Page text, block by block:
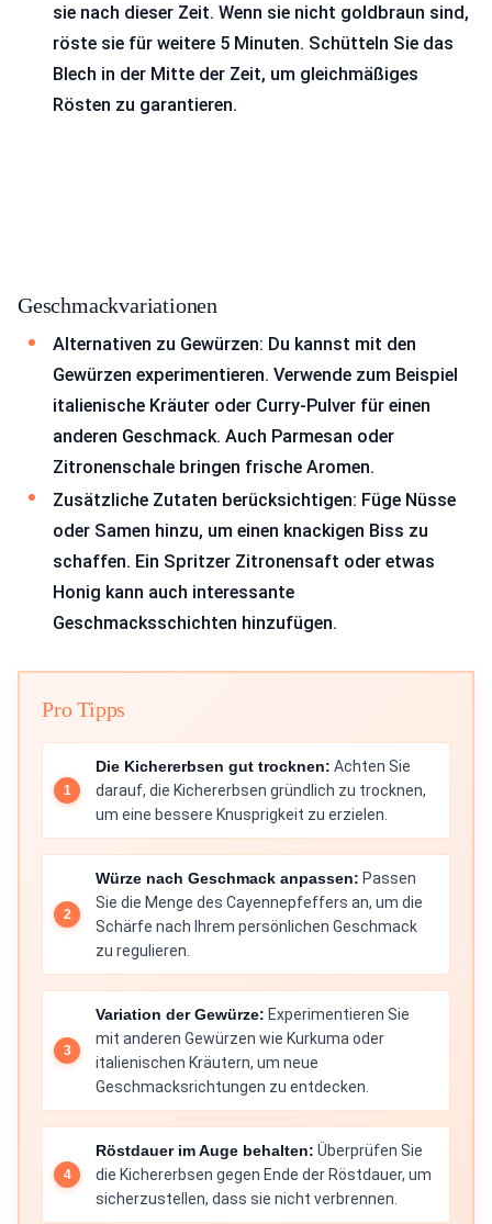
sie nach dieser Zeit. Wenn sie nicht goldbraun sind,
röste sie für weitere 5 Minuten. Schütteln Sie das
Blech in der Mitte der Zeit, um gleichmäßiges
Rösten zu garantieren.
Geschmackvariationen
Alternativen zu Gewürzen: Du kannst mit den
Gewürzen experimentieren. Verwende zum Beispiel
italienische Kräuter oder Curry-Pulver für einen
anderen Geschmack. Auch Parmesan oder
Zitronenschale bringen frische Aromen.
Zusätzliche Zutaten berücksichtigen: Füge Nüsse
oder Samen hinzu, um einen knackigen Biss zu
schaffen. Ein Spritzer Zitronensaft oder etwas
Honig kann auch interessante
Geschmacksschichten hinzufügen.
Pro Tipps
Die Kichererbsen gut trocknen: Achten Sie
darauf, die Kichererbsen gründlich zu trocknen,
um eine bessere Knusprigkeit zu erzielen.
Würze nach Geschmack anpassen: Passen
Sie die Menge des Cayennepfeffers an, um die
Schärfe nach Ihrem persönlichen Geschmack
zu regulieren.
Variation der Gewürze: Experimentieren Sie
mit anderen Gewürzen wie Kurkuma oder
italienischen Kräutern, um neue
Geschmacksrichtungen zu entdecken.
Röstdauer im Auge behalten: Überprüfen Sie
die Kichererbsen gegen Ende der Röstdauer, um
sicherzustellen, dass sie nicht verbrennen.